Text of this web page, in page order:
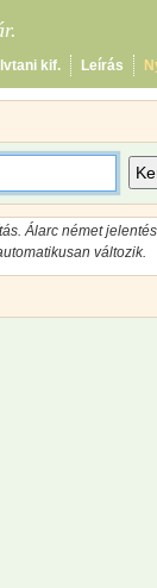
kif. Leírás
Álarc német
változik.